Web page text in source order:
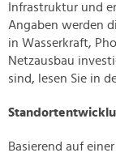
Infrastruktur und
Angaben werden
in Wasserkraft,
Netzausbau
sind, lesen Sie in
Basierend auf